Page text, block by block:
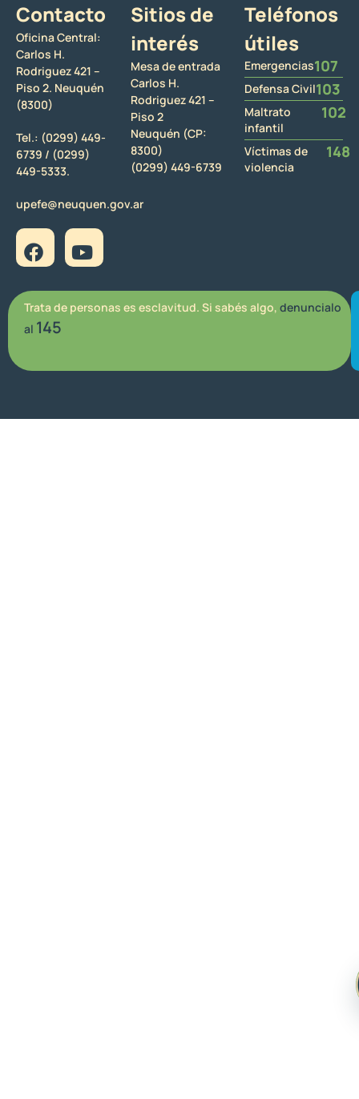
Contacto
Oficina Central:
Carlos H.
Rodriguez 421 –
Piso 2. Neuquén
(8300)
Tel.: (0299) 449-
6739 / (0299)
449-5333.
upefe@neuquen.gov.ar
Sitios de
interés
Mesa de entrada
Carlos H.
Rodriguez 421 –
Piso 2
Neuquén (CP:
8300)
(0299) 449-6739
Teléfonos
útiles
Emergencias107
Defensa Civil103
Maltrato
infantil
102
Víctimas de
violencia
148
Trata de personas es esclavitud. Si sabés algo, denuncialo
al 145